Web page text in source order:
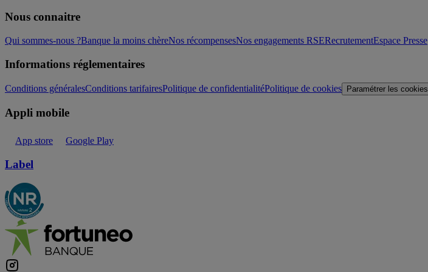
Nous connaitre
Qui sommes-nous ?Banque la moins chèreNos récompensesNos engagements RSERecrutementEspace Presse
Informations réglementaires
Conditions généralesConditions tarifairesPolitique de confidentialitéPolitique de cookies Paramétrer les cookies
Appli mobile
App store Google Play
Label